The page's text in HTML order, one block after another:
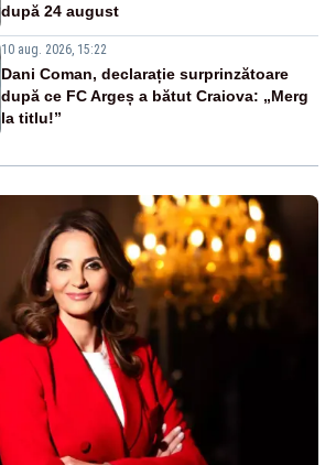
după 24 august
10 aug. 2026, 15:22
Dani Coman, declarație surprinzătoare
după ce FC Argeș a bătut Craiova: „Merg
la titlu!”